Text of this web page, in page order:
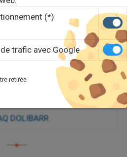
DEVIS
DU MODULE
DOLIBARR
(*)
trafic avec Google
retirée